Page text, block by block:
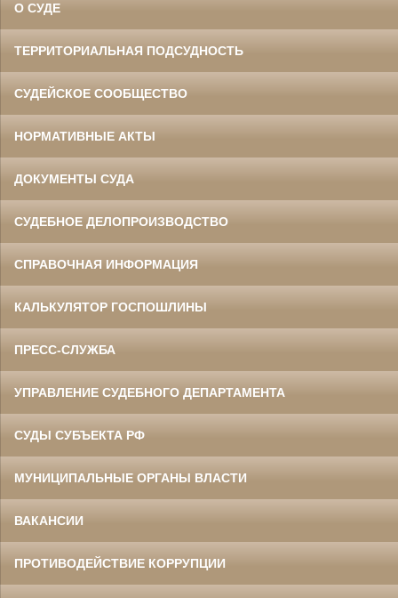
О СУДЕ
ТЕРРИТОРИАЛЬНАЯ ПОДСУДНОСТЬ
СУДЕЙСКОЕ СООБЩЕСТВО
НОРМАТИВНЫЕ АКТЫ
ДОКУМЕНТЫ СУДА
СУДЕБНОЕ ДЕЛОПРОИЗВОДСТВО
СПРАВОЧНАЯ ИНФОРМАЦИЯ
КАЛЬКУЛЯТОР ГОСПОШЛИНЫ
ПРЕСС-СЛУЖБА
УПРАВЛЕНИЕ СУДЕБНОГО ДЕПАРТАМЕНТА
СУДЫ СУБЪЕКТА РФ
МУНИЦИПАЛЬНЫЕ ОРГАНЫ ВЛАСТИ
ВАКАНСИИ
ПРОТИВОДЕЙСТВИЕ КОРРУПЦИИ